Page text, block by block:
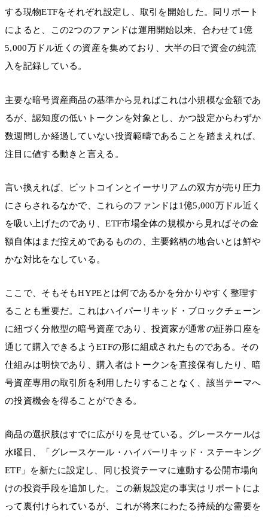
する現物ETFをそれぞれ設定し、取引を開始した。同リポート
によると、この2つのファンドは運用開始以来、合わせて1億
5,000万ドル近くの資産を集めており、大半の日で資金の純流
入を記録している。
主要な暗号資産商品の基準から見ればこれは小規模な金額であ
るが、認知度の低いトークンを対象とし、かつ設定からわずか
数週間しか経過していない投資範疇であることを踏まえれば、
注目に値する動きと言える。
言い換えれば、ビットコインとイーサリアムの双方が売り圧力
にさらされるなかで、これらのファンドは1億5,000万ドル近く
を吸い上げたのであり、ETF市場全体の規模から見ればその金
額自体はまだ控えめであるものの、主要銘柄の地合いとは鮮や
かな対比をなしている。
ここで、そもそもHYPEとは何であるかを分かりやすく整理す
ることも重要だ。これはハイパーリキッド・ブロックチェーン
に紐づく分散型の暗号資産であり、投資家が通常の証券口座を
通じて購入できるようETFの形に組成されたものである。その
仕組みは明快であり、購入者はトークンを直接保有したり、暗
号資産専用の取引所を利用したりすることなく、該当テーマへ
の投資機会を得ることができる。
商品の選択肢はすでに広がりを見せている。グレースケールは
水曜日、「グレースケール・ハイパーリキッド・ステーキング
ETF」を新たに設定し、同じ投資テーマに連動する公開市場向
けの投資手段を追加した。この新規設定の事実はリポートによ
って裏付けられているが、これが将来にわたる持続的な需要を